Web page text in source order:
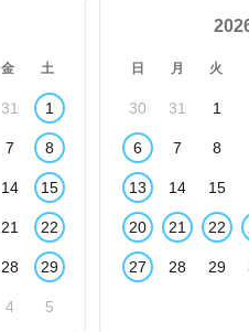
金 土
31 1
7 8
14 15
21 22
28 29
4 5
日 月 火
30 31 1
6 7 8
13 14 15
20 21 22
27 28 29